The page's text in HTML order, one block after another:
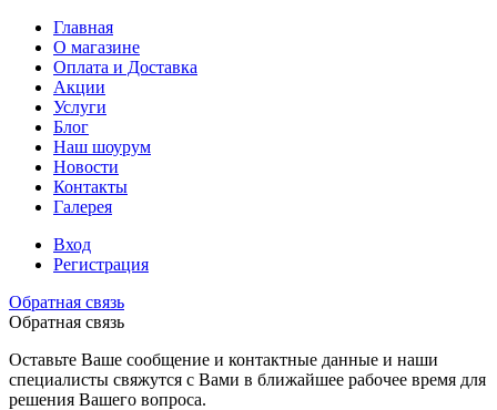
Главная
О магазине
Оплата и Доставка
Акции
Услуги
Блог
Наш шоурум
Новости
Контакты
Галерея
Вход
Регистрация
Обратная связь
Обратная связь
Оставьте Ваше сообщение и контактные данные и наши
специалисты свяжутся с Вами в ближайшее рабочее время для
решения Вашего вопроса.